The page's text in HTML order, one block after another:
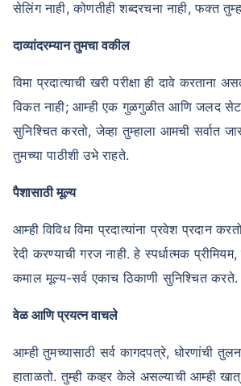
सेलिंग नाही, कोणतीही शब्दरचना नाही, फक्त
दाव्यांदरम्यान तुमचा वकील
विमा प्रदात्याची खरी परीक्षा ही दावे करताना
विकत नाही; आम्ही एक गुळगुळीत आणि जलद
सुनिश्चित करतो, जेव्हा तुम्हाला आमची सर्वात
तुमच्या पाठीशी उभे राहते.
पैशासाठी मूल्य
आम्ही विविध विमा प्रदात्यांना प्रवेश प्रदान
रेदी करण्याची गरज नाही. हे स्पर्धात्मक
कमाल मूल्य-सर्व एकाच ठिकाणी सुनिश्चित करते.
वेळ आणि प्रयत्न वाचले
आम्ही तुमच्यासाठी सर्व कागदपत्रे, धोरणांची
हाताळतो. तुम्ही कव्हर केले असल्याची आम्ही